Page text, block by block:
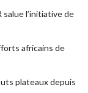
salue l’initiative de
africains de
plateaux depuis